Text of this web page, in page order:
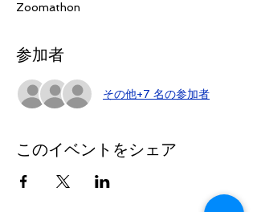
Zoomathon
参加者
その他+7 名の参加者
このイベントをシェア